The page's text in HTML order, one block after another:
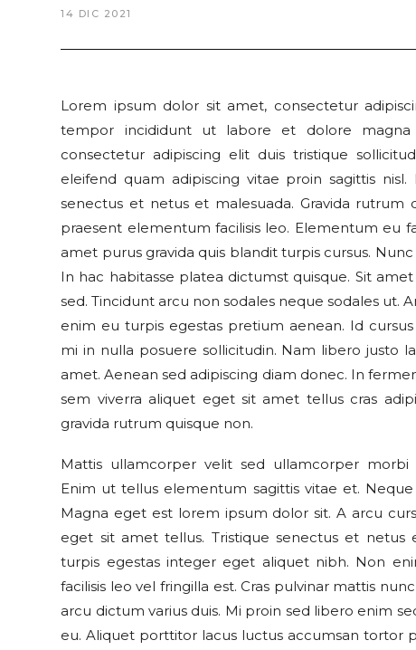
14 DIC 2021
Lorem ipsum dolor sit amet, consectetur
tempor incididunt ut labore et dolore
consectetur adipiscing elit duis tristique
eleifend quam adipiscing vitae proin sagittis
senectus et netus et malesuada. Gravida rutrum
praesent elementum facilisis leo. Elementum eu
amet purus gravida quis blandit turpis cursus.
In hac habitasse platea dictumst quisque. Sit
sed. Tincidunt arcu non sodales neque sodales ut.
enim eu turpis egestas pretium aenean. Id
mi in nulla posuere sollicitudin. Nam libero justo
amet. Aenean sed adipiscing diam donec. In
sem viverra aliquet eget sit amet tellus cras
gravida rutrum quisque non.
Mattis ullamcorper velit sed ullamcorper morbi
Enim ut tellus elementum sagittis vitae et. Neque
Magna eget est lorem ipsum dolor sit. A arcu
eget sit amet tellus. Tristique senectus et netus
turpis egestas integer eget aliquet nibh. Non
facilisis leo vel fringilla est. Cras pulvinar mattis
arcu dictum varius duis. Mi proin sed libero enim
eu. Aliquet porttitor lacus luctus accumsan tortor